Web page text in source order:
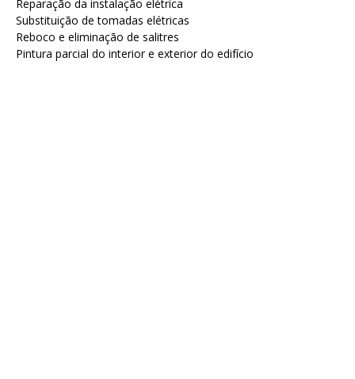
Reparação da instalação elétrica
Substituição de tomadas elétricas
Reboco e eliminação de salitres
Pintura parcial do interior e exterior do edifício